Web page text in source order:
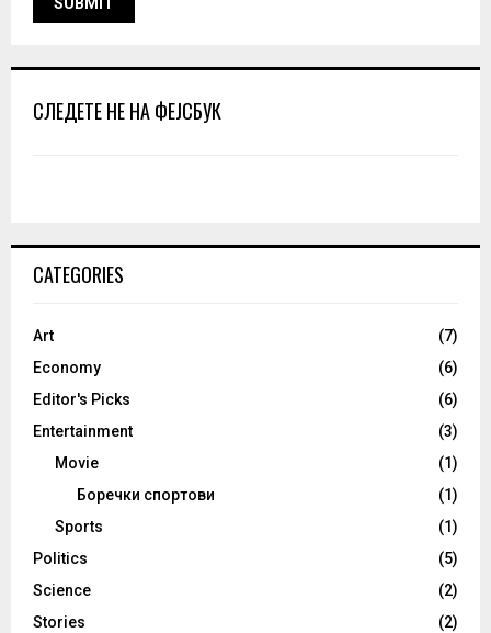
СЛЕДЕТЕ НЕ НА ФЕЈСБУК
CATEGORIES
Art
(7)
Economy
(6)
Editor's Picks
(6)
Entertainment
(3)
Movie
(1)
Боречки спортови
(1)
Sports
(1)
Politics
(5)
Science
(2)
Stories
(2)